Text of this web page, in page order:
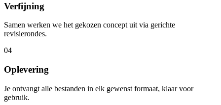
Verfijning
Samen werken we het gekozen concept uit via gerichte
revisierondes.
04
Oplevering
Je ontvangt alle bestanden in elk gewenst formaat, klaar voor
gebruik.